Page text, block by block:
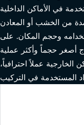
في الأماكن الداخلية
وحجم المكان. على
أصغر حجماً وأكثر عملية
عملاً احترافياً،